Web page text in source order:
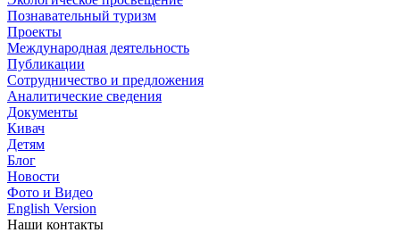
Познавательный туризм
Проекты
Международная деятельность
Публикации
Сотрудничество и предложения
Аналитические сведения
Документы
Кивач
Детям
Блог
Новости
Фото и Видео
English Version
Наши контакты